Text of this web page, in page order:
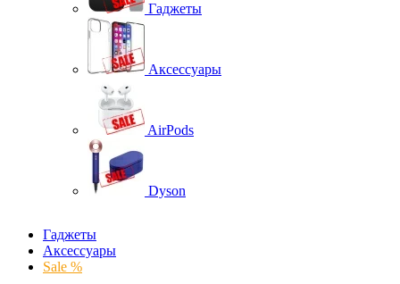
Гаджеты
Аксессуары
AirPods
Dyson
Гаджеты
Аксессуары
Sale %